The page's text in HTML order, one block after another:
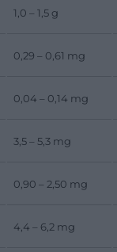
1,0 – 1,5 g
0,29 – 0,61 mg
0,04 – 0,14 mg
3,5 – 5,3 mg
0,90 – 2,50 mg
4,4 – 6,2 mg